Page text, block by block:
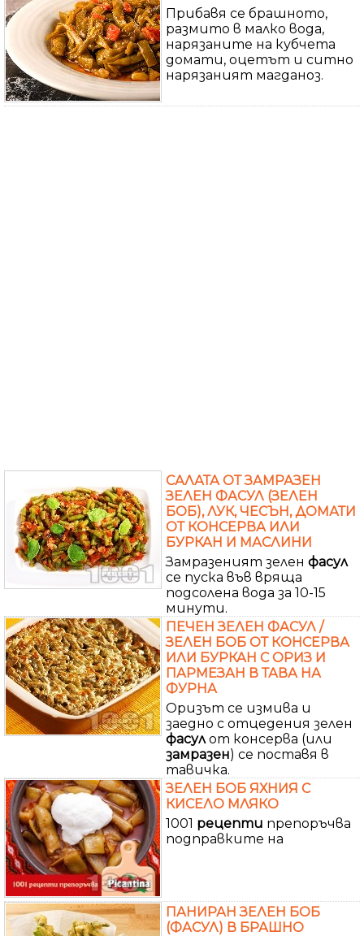
Прибавя се брашното,
размито в малко вода,
нарязаните на кубчета
домати, оцетът и ситно
нарязаният магданоз.
САЛАТА ОТ ЗАМРАЗЕН
ЗЕЛЕН ФАСУЛ (ЗЕЛЕН
БОБ), ЛУК, ЧЕСЪН, ДОМАТИ
ОТ КОНСЕРВА ИЛИ
БУРКАН И МАСЛИНИ
Замразеният зелен фасул
се пуска във вряща
подсолена вода за 10-15
минути.
ПЕЧЕН ЗЕЛЕН ФАСУЛ /
ЗЕЛЕН БОБ ОТ КОНСЕРВА
ИЛИ БУРКАН С ОРИЗ И
ПАРМЕЗАН В ТАВА НА
ФУРНА
Оризът се измива и
заедно с отцедения зелен
фасул от консерва (или
замразен) се поставя в
тавичка.
ЗЕЛЕН БОБ ЯХНИЯ С
КИСЕЛО МЛЯКО
1001 рецепти препоръчва
подправките на
ПАНИРАН ЗЕЛЕН БОБ
(ФАСУЛ) В БРАШНО